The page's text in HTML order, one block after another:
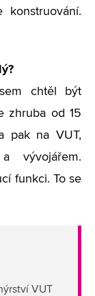
chtěl být
zhruba od 15
pak na VUT,
vývojářem.
funkci. To se
VUT